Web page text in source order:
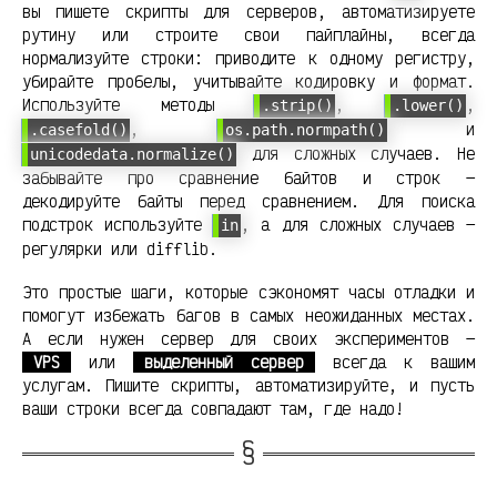
вы пишете скрипты для серверов, автоматизируете
рутину или строите свои пайплайны, всегда
нормализуйте строки: приводите к одному регистру,
убирайте пробелы, учитывайте кодировку и формат.
Используйте методы .strip() , .lower() ,
.casefold() , os.path.normpath() и
unicodedata.normalize()
для сложных случаев. Не
забывайте про сравнение байтов и строк —
декодируйте байты перед сравнением. Для поиска
подстрок используйте
in , а для сложных случаев —
регулярки или difflib.
Это простые шаги, которые сэкономят часы отладки и
помогут избежать багов в самых неожиданных местах.
А если нужен сервер для своих экспериментов —
VPS
или выделенный сервер
всегда к вашим
услугам. Пишите скрипты, автоматизируйте, и пусть
ваши строки всегда совпадают там, где надо!